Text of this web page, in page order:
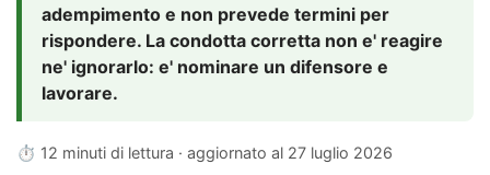
adempimento e non prevede termini per
rispondere. La condotta corretta non e' reagire
ne' ignorarlo: e' nominare un difensore e
lavorare.
⏱ 12 minuti di lettura · aggiornato al 27 luglio 2026